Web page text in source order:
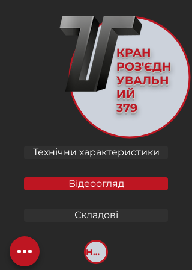
КРАН
РОЗ'ЄДН
УВАЛЬН
ИЙ
379
Технічни характеристики
Відеоогляд
Складові
НАЗАД